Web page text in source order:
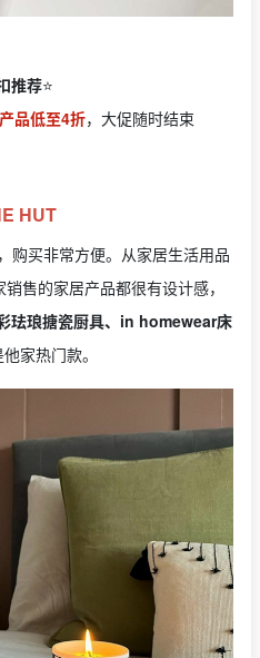
推荐⭐️
品低至4折，大促随时结束
HUT
，购买非常方便。从家居生活用品
售的家居产品都很有设计感，
珐琅搪瓷厨具、in homewear床
家热门款。